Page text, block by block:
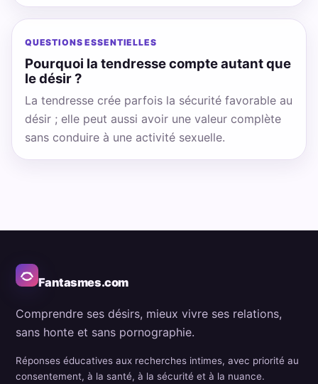
QUESTIONS ESSENTIELLES
Pourquoi la tendresse compte autant que
le désir ?
La tendresse crée parfois la sécurité favorable au
désir ; elle peut aussi avoir une valeur complète
sans conduire à une activité sexuelle.
Fantasmes.com
Comprendre ses désirs, mieux vivre ses relations,
sans honte et sans pornographie.
Réponses éducatives aux recherches intimes, avec priorité au
consentement, à la santé, à la sécurité et à la nuance.